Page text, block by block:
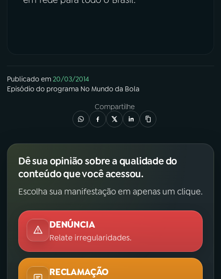
Publicado em20/03/2014
Episódio do programa No Mundo da Bola
Compartilhe
Dê sua opinião sobre a qualidade do
conteúdo que você acessou.
Escolha sua manifestação em apenas um clique.
DENÚNCIA
Relate irregularidades.
RECLAMAÇÃO